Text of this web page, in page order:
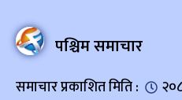
पश्चिम समाचार
समाचार प्रकाशित मिति :